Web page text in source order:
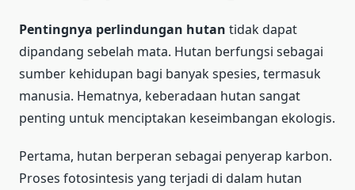
Pentingnya perlindungan hutan tidak dapat
dipandang sebelah mata. Hutan berfungsi sebagai
sumber kehidupan bagi banyak spesies, termasuk
manusia. Hematnya, keberadaan hutan sangat
penting untuk menciptakan keseimbangan ekologis.
Pertama, hutan berperan sebagai penyerap karbon.
Proses fotosintesis yang terjadi di dalam hutan